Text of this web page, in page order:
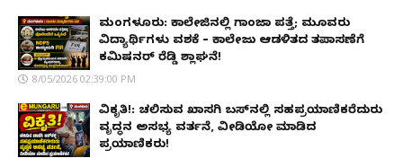
ಮಂಗಳೂರು: ಕಾಲೇಜಿನಲ್ಲಿ ಗಾಂಜಾ ಪತ್ತೆ; ಮೂವರು
ವಿದ್ಯಾರ್ಥಿಗಳು ವಶಕ್ಕೆ – ಕಾಲೇಜು ಆಡಳಿತದ ತಪಾಸಣೆಗೆ
ಕಮಿಷನರ್ ರೆಡ್ಡಿ ಶ್ಲಾಘನೆ!
8/05/2026 02:39:00 PM
ವಿಕೃತಿ!: ಚಲಿಸುವ ಖಾಸಗಿ ಬಸ್‌ನಲ್ಲಿ ಸಹಪ್ರಯಾಣಿಕರೆದುರು
ವೃದ್ಧನ ಅಸಭ್ಯ ವರ್ತನೆ, ವೀಡಿಯೋ ಮಾಡಿದ
ಪ್ರಯಾಣಿಕರು!